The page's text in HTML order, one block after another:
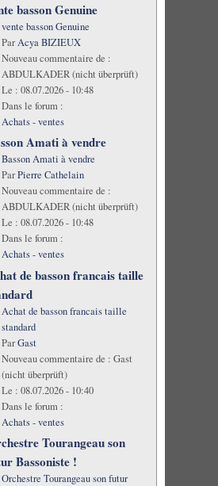
basson Genuine
vente basson Genuine
ParAcya BIZIEUX
Nouveau commentaire de :
ABDULKADER (nicht überprüft)
Le : 08.07.2026 - 10:48
Dans le forum :
Achats - ventes
Amati à vendre
Basson Amati à vendre
ParPierre Cathelain
Nouveau commentaire de :
ABDULKADER (nicht überprüft)
Le : 08.07.2026 - 10:48
Dans le forum :
Achats - ventes
de basson francais taille
Achat de basson francais taille
standard
ParGast
Nouveau commentaire de : Gast
(nicht überprüft)
Le : 08.07.2026 - 10:40
Dans le forum :
Achats - ventes
Tourangeau son
Bassoniste !
Orchestre Tourangeau son futur